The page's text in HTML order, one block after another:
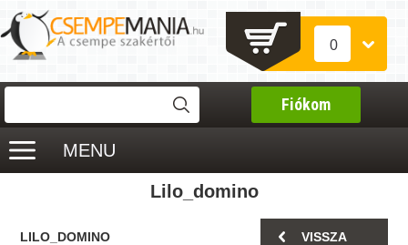
0
Fiókom
MENU
Lilo_domino
LILO_DOMINO VISSZA